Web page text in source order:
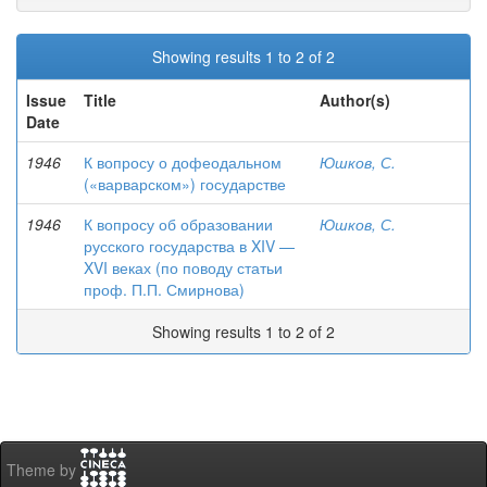
Showing results 1 to 2 of 2
Issue
Date
Title Author(s)
1946
К вопросу о дофеодальном
(«варварском») государстве
Юшков, С.
1946
К вопросу об образовании
русского государства в XIV —
XVI веках (по поводу статьи
проф. П.П. Смирнова)
Юшков, С.
Showing results 1 to 2 of 2
Theme by